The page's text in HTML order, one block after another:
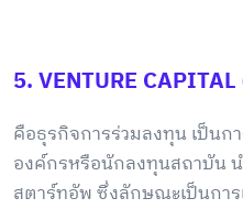
5. VENTURE CAPITAL
คือธุรกิจการร่วมลงทุน เป็น
องค์กรหรือนักลงทุนสถาบัน
สตาร์ทอัพ ซึ่งลักษณะเป็นกา